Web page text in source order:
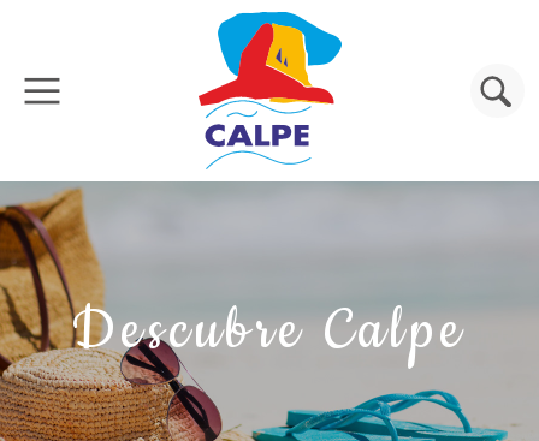
Pasar al contenido principal
Buscar
Descubre Calpe